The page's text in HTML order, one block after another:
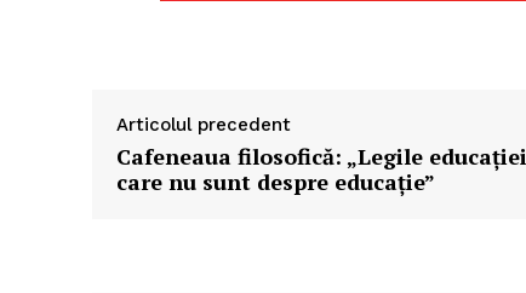
Articolul precedent
Cafeneaua filosofică: „Legile educației
care nu sunt despre educație”